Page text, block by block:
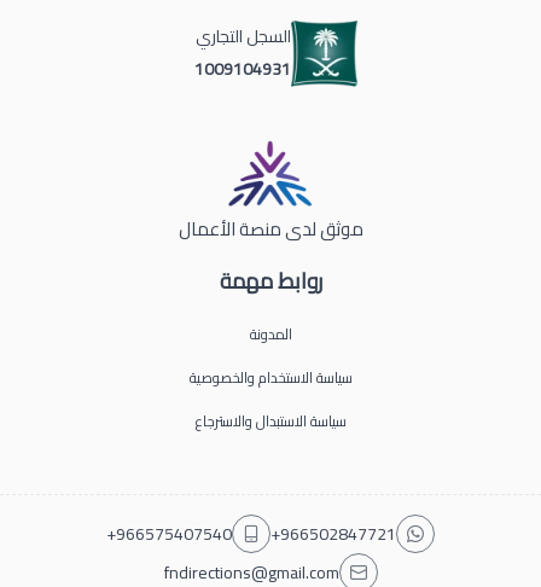
روابط مهمة
المدونة
سياسة الاستخدام والخصوصية
سياسة الاستبدال والاسترجاع
السجل التجاري
1009104931
موثق لدى منصة الأعمال
+966502847721
+966575407540
fndirections@gmail.com